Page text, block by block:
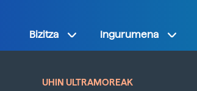
Bizitza Ingurumena
UHIN ULTRAMOREAK